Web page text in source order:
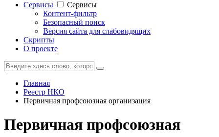
Cервисы
Cервисы
Контент-фильтр
Безопасный поиск
Версия сайта для слабовидящих
Скрипты
О проекте
Главная
Реестр НКО
Первичная профсоюзная организация
Первичная профсоюзная